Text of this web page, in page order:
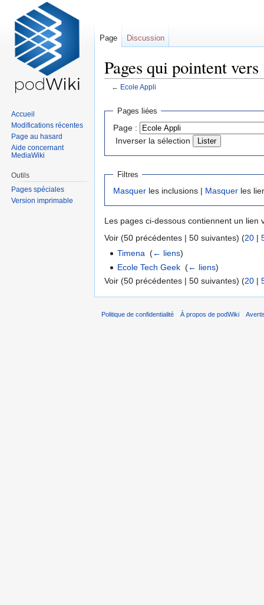
Pages qui pointent
← Ecole Appli
Sauter
navigation
Sauter
recherche
Pages liées
Page :
Inverser la sélection
Filtres
Masquer les inclusions | Masquer les
Les pages ci-dessous contiennent un lien
Voir (50 précédentes | 50 suivantes) (20 |
Timena ‎(← liens)
Ecole Tech Geek ‎(← liens)
Voir (50 précédentes | 50 suivantes) (20 |
Page Discussion
Accueil
Modifications récentes
Page au hasard
Aide concernant
MediaWiki
Outils
Pages spéciales
Version imprimable
Politique de confidentialité À propos de podWiki